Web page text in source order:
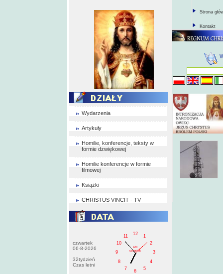
Wydarzenia
Artykuły
Homilie, konferencje, teksty w
formie dzwiękowej
Homilie konferencje w formie
filmowej
Książki
CHRISTUS VINCIT - TV
czwartek
06-8-2026
32tydzień
Czas letni
1
2
3
4
5
6
7
8
9
10
11
12
AM
czwartek
Strona
Kontakt